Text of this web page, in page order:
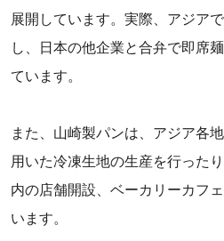
展開しています。実際、アジア
し、日本の他企業と合弁で即席
ています。
また、山崎製パンは、アジア各
用いた冷凍生地の生産を行った
内の店舗開設、ベーカリーカフ
います。